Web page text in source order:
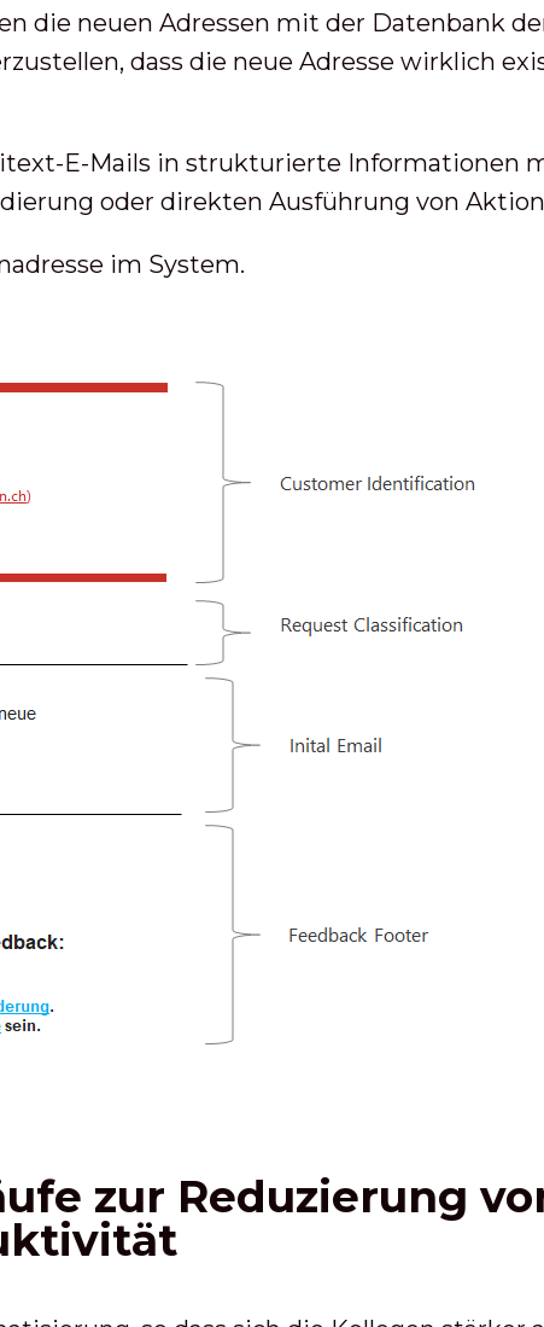
die neuen Adressen mit der Datenbank
dass die neue Adresse wirklich
E-Mails in strukturierte Informationen
oder direkten Ausführung von
im System.
zur Reduzierung